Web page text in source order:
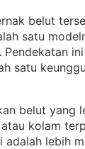
belut
satu
. Pendekatan
satu
belut yang
kolam
adalah lebih